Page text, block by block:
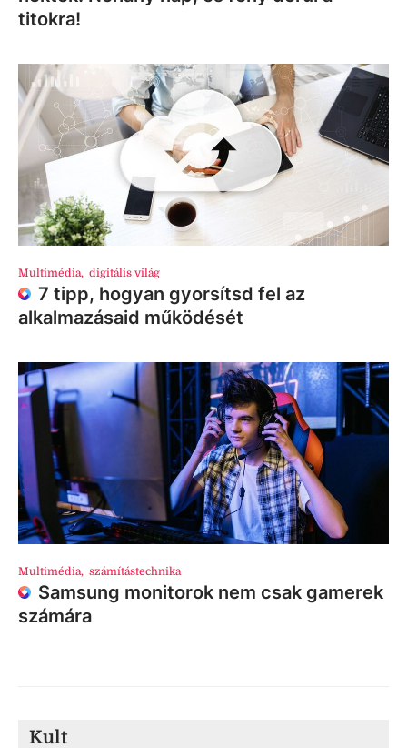
titokra!
Multimédia, digitális világ
7 tipp, hogyan gyorsítsd fel az
alkalmazásaid működését
Multimédia, számítástechnika
Samsung monitorok nem csak gamerek
számára
Kult